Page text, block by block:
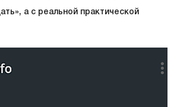
а с реальной практической